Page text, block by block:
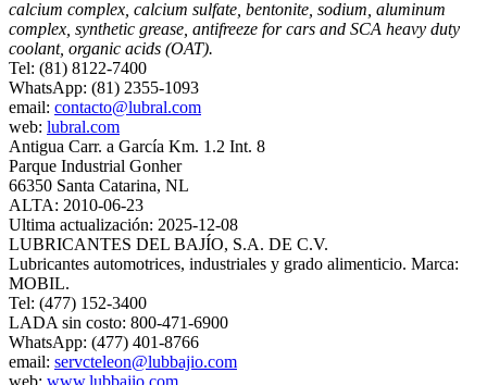
calcium complex, calcium sulfate, bentonite, sodium, aluminum
complex, synthetic grease, antifreeze for cars and SCA heavy duty
coolant, organic acids (OAT).
Tel: (81) 8122-7400
WhatsApp: (81) 2355-1093
email: contacto@lubral.com
web: lubral.com
Antigua Carr. a García Km. 1.2 Int. 8
Parque Industrial Gonher
66350 Santa Catarina, NL
ALTA: 2010-06-23
Ultima actualización: 2025-12-08
LUBRICANTES DEL BAJÍO, S.A. DE C.V.
Lubricantes automotrices, industriales y grado alimenticio. Marca:
MOBIL.
Tel: (477) 152-3400
LADA sin costo: 800-471-6900
WhatsApp: (477) 401-8766
email: servcteleon@lubbajio.com
web: www.lubbajio.com